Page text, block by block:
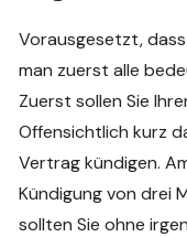
Vorausgesetzt,
man zuerst alle
Zuerst sollen Sie
Offensichtlich kurz
Vertrag kündigen.
Kündigung von drei
sollten Sie ohne